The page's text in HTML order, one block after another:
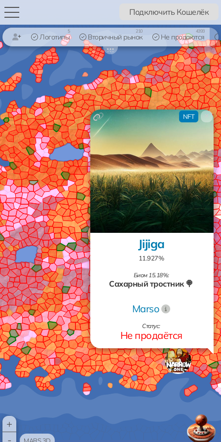
Подключить Кошелёк
Логотипы
5
Вторичный рынок
210
Не продаются
4393
+
Jijiga
11.927%
Биом 15.18%:
Сахарный тростник 🍭
Marso
Статус:
Не продаётся
NFT ×